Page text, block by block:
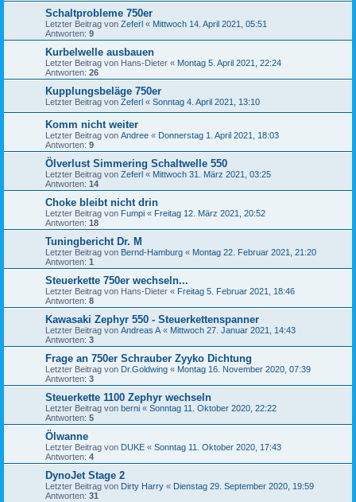
Schaltprobleme 750er
Letzter Beitrag von Zeferl « Mittwoch 14. April 2021, 05:51
Antworten: 9
Kurbelwelle ausbauen
Letzter Beitrag von Hans-Dieter « Montag 5. April 2021, 22:24
Antworten: 26
Kupplungsbeläge 750er
Letzter Beitrag von Zeferl « Sonntag 4. April 2021, 13:10
Komm nicht weiter
Letzter Beitrag von Andree « Donnerstag 1. April 2021, 18:03
Antworten: 9
Ölverlust Simmering Schaltwelle 550
Letzter Beitrag von Zeferl « Mittwoch 31. März 2021, 03:25
Antworten: 14
Choke bleibt nicht drin
Letzter Beitrag von Fumpi « Freitag 12. März 2021, 20:52
Antworten: 18
Tuningbericht Dr. M
Letzter Beitrag von Bernd-Hamburg « Montag 22. Februar 2021, 21:20
Antworten: 1
Steuerkette 750er wechseln...
Letzter Beitrag von Hans-Dieter « Freitag 5. Februar 2021, 18:46
Antworten: 8
Kawasaki Zephyr 550 - Steuerkettenspanner
Letzter Beitrag von Andreas A « Mittwoch 27. Januar 2021, 14:43
Antworten: 3
Frage an 750er Schrauber Zyyko Dichtung
Letzter Beitrag von Dr.Goldwing « Montag 16. November 2020, 07:39
Antworten: 3
Steuerkette 1100 Zephyr wechseln
Letzter Beitrag von berni « Sonntag 11. Oktober 2020, 22:22
Antworten: 5
Ölwanne
Letzter Beitrag von DUKE « Sonntag 11. Oktober 2020, 17:43
Antworten: 4
DynoJet Stage 2
Letzter Beitrag von Dirty Harry « Dienstag 29. September 2020, 19:59
Antworten: 31